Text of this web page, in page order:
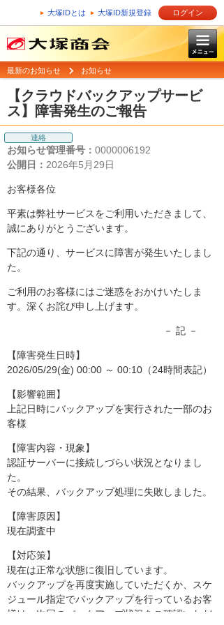
大塚IDとは 大塚ID新規登録 ログイン
最新のお知らせ お知らせ
【クラウドバックアップサービ
ス】障害発生のご報告
連絡
お知らせ管理番号： 0000006192
公開日： 2026年5月29日
お客様各位
平素は弊社サービスをご利用いただきまして、
誠にありがとうございます。
下記の通り、サービスに障害が発生いたしまし
た。
ご利用のお客様にはご迷惑をおかけいたしま
す。深くお詫び申し上げます。
－ 記 －
【障害発生日時】
2026/05/29(金) 00:00 ～ 00:10（24時間表記）
【影響範囲】
上記日時にバックアップを実行された一部のお
客様
【障害内容・現象】
認証サーバーに接続しづらい状況となりまし
た。
その結果、バックアップ処理に失敗しました。
【障害原因】
現在調査中
【対応策】
現在は正常な状態に復旧しています。
バックアップを再度実施していただくか、スケ
ジュール指定でバックアップを行っているお客
様は、次回のバックアップ状況をご確認いただ